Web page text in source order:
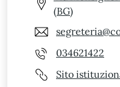
(BG)
034621422
Sito